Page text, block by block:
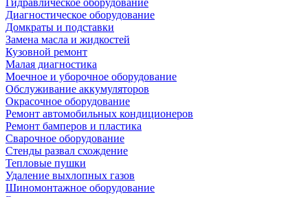
Гидравлическое оборудование
Диагностическое оборудование
Домкраты и подставки
Замена масла и жидкостей
Кузовной ремонт
Малая диагностика
Моечное и уборочное оборудование
Обслуживание аккумуляторов
Окрасочное оборудование
Ремонт автомобильных кондиционеров
Ремонт бамперов и пластика
Сварочное оборудование
Стенды развал схождение
Тепловые пушки
Удаление выхлопных газов
Шиномонтажное оборудование